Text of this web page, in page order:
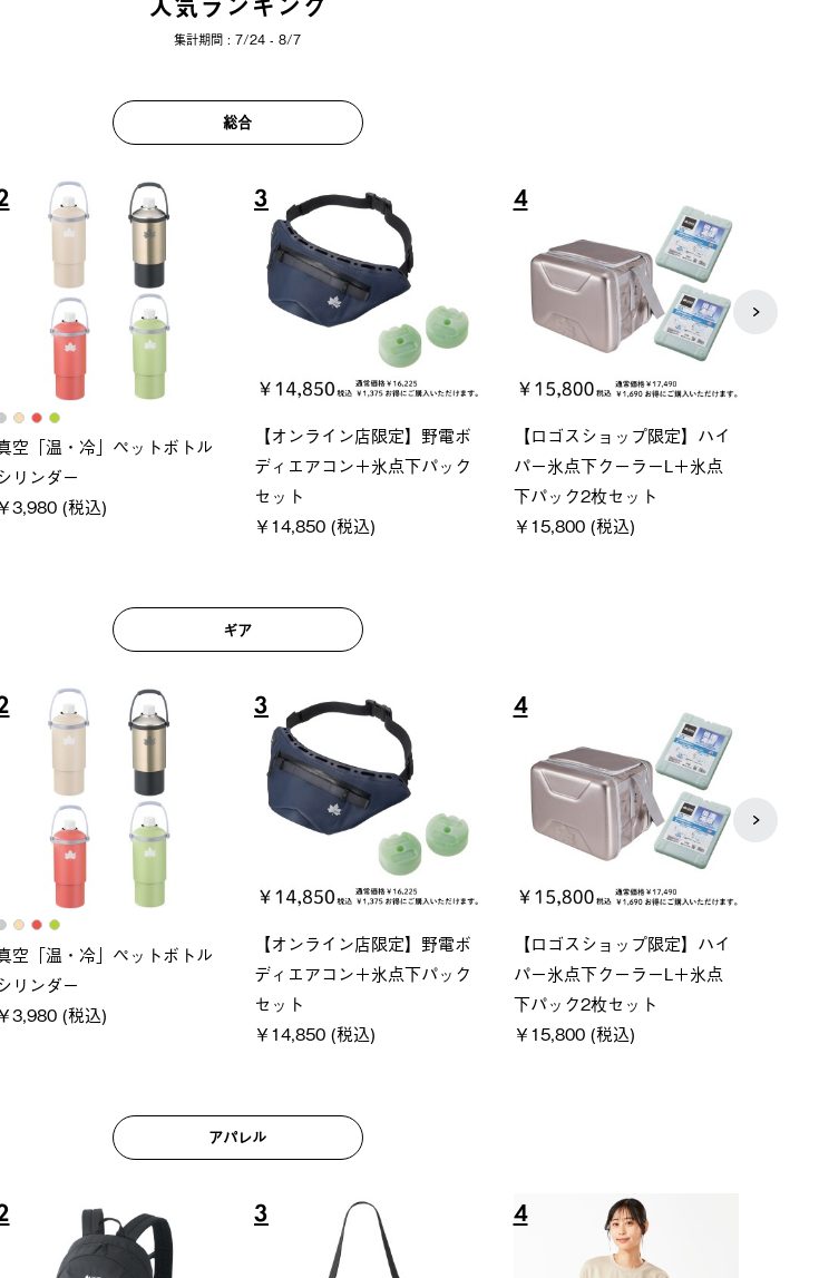
集計期間 : 7/24 - 8/7
総合
6
ソーラーブロック 風抜きQセ
ットタープ 200-BG
￥18,800 (税込)
7
グランベーシック スペースベ
ース・オクタゴン-BJ
￥209,000 (税込)
8
Q-TOP ソーラーサンドブロッ
クサンシェード-BF
￥16,800 (税込)
ギア
6
ソーラーブロック 風抜きQセ
ットタープ 200-BG
￥18,800 (税込)
7
グランベーシック スペースベ
ース・オクタゴン-BJ
￥209,000 (税込)
8
Q-TOP ソーラーサンドブロッ
クサンシェード-BF
￥16,800 (税込)
アパレル
6 7 8